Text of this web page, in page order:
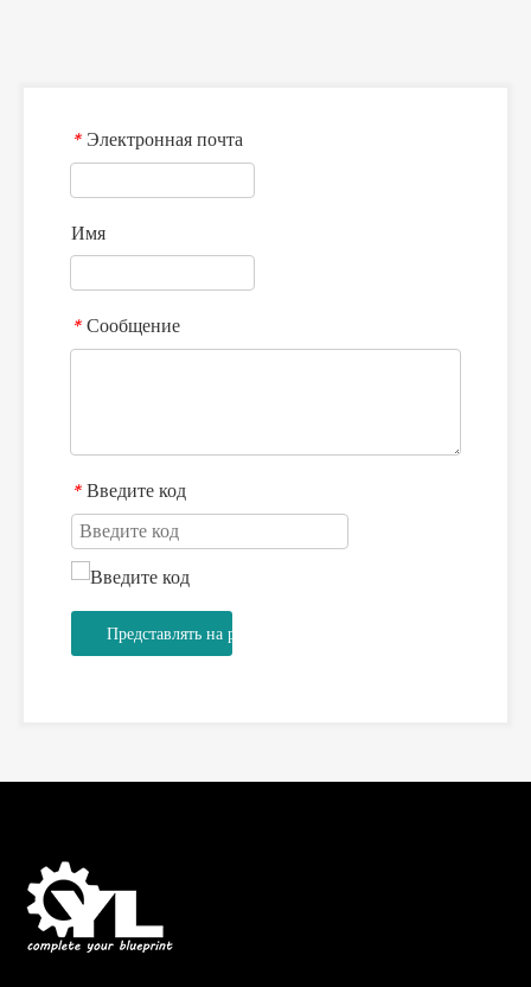
* Электронная почта
Имя
* Сообщение
* Введите код
Представлять на рассмотрение